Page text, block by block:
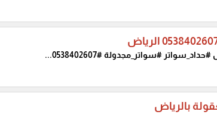
#سواتر_مجدولة #0538402607...
بالرياض